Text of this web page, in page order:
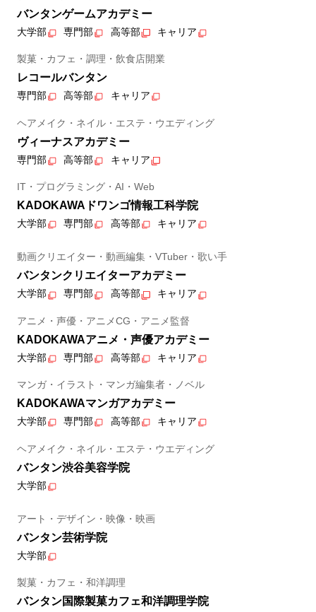
バンタンゲームアカデミー
大学部 専門部 高等部 キャリア
製菓・カフェ・調理・飲食店開業
レコールバンタン
専門部 高等部 キャリア
ヘアメイク・ネイル・エステ・ウエディング
ヴィーナスアカデミー
専門部 高等部 キャリア
IT・プログラミング・AI・Web
KADOKAWAドワンゴ情報工科学院
大学部 専門部 高等部 キャリア
動画クリエイター・動画編集・VTuber・歌い手
バンタンクリエイターアカデミー
大学部 専門部 高等部 キャリア
アニメ・声優・アニメCG・アニメ監督
KADOKAWAアニメ・声優アカデミー
大学部 専門部 高等部 キャリア
マンガ・イラスト・マンガ編集者・ノベル
KADOKAWAマンガアカデミー
大学部 専門部 高等部 キャリア
ヘアメイク・ネイル・エステ・ウエディング
バンタン渋谷美容学院
大学部
アート・デザイン・映像・映画
バンタン芸術学院
大学部
製菓・カフェ・和洋調理
バンタン国際製菓カフェ和洋調理学院